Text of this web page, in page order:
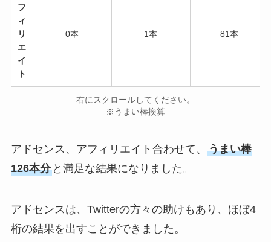
フ
ィ
リ
エ
イ
ト
0本 1本 81本
右にスクロールしてください。
※うまい棒換算
アドセンス、アフィリエイト合わせて、 うまい棒
126本分と満足な結果になりました。
アドセンスは、Twitterの方々の助けもあり、ほぼ4
桁の結果を出すことができました。